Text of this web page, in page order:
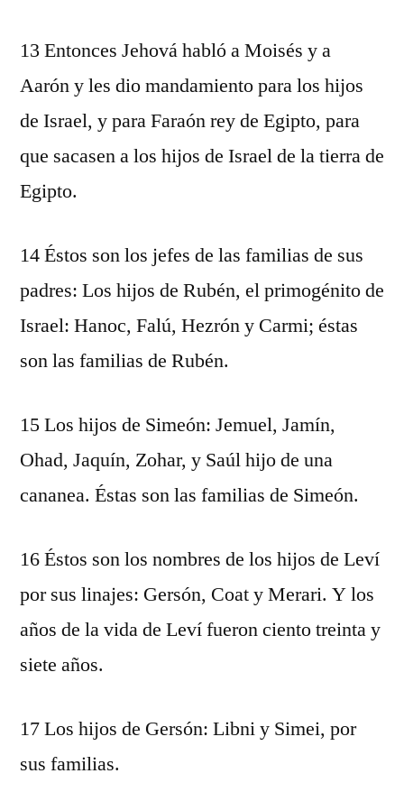
13 Entonces Jehová habló a Moisés y a
Aarón y les dio mandamiento para los hijos
de Israel, y para Faraón rey de Egipto, para
que sacasen a los hijos de Israel de la tierra de
Egipto.
14 Éstos son los jefes de las familias de sus
padres: Los hijos de Rubén, el primogénito de
Israel: Hanoc, Falú, Hezrón y Carmi; éstas
son las familias de Rubén.
15 Los hijos de Simeón: Jemuel, Jamín,
Ohad, Jaquín, Zohar, y Saúl hijo de una
cananea. Éstas son las familias de Simeón.
16 Éstos son los nombres de los hijos de Leví
por sus linajes: Gersón, Coat y Merari. Y los
años de la vida de Leví fueron ciento treinta y
siete años.
17 Los hijos de Gersón: Libni y Simei, por
sus familias.